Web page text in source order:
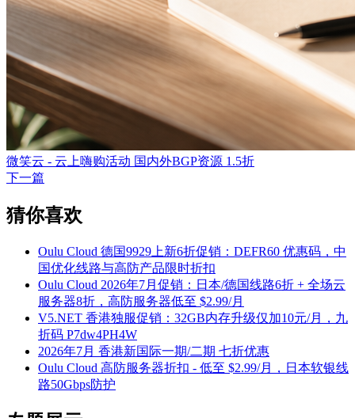
微笑云 - 云上嗨购活动 国内外BGP资源 1.5折
下一篇
猜你喜欢
Oulu Cloud 德国9929上新6折促销：DEFR60 优惠码，中
国优化线路与高防产品限时折扣
Oulu Cloud 2026年7月促销：日本/德国线路6折 + 全场云
服务器8折，高防服务器低至 $2.99/月
V5.NET 香港独服促销：32GB内存升级仅加10元/月，九
折码 P7dw4PH4W
2026年7月 香港新国际一期/二期 七折优惠
Oulu Cloud 高防服务器折扣 - 低至 $2.99/月，日本软银线
路50Gbps防护